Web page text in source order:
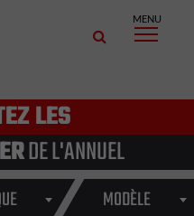
MENU
LES
DE L'ANNUEL
MODÈLE